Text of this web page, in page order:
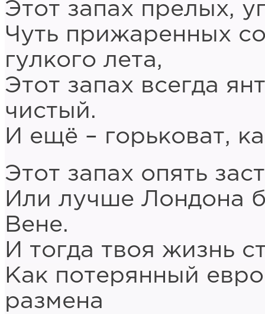
Этот запах прелых,
Чуть прижаренных
гулкого лета,
Этот запах всегда
чистый.
И ещё – горьковат,
Этот запах опять
Или лучше Лондона
Вене.
И тогда твоя жизнь
Как потерянный
размена